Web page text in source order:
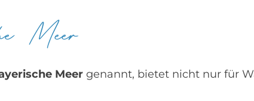
Meer
Meergenannt, bietet nicht nur für